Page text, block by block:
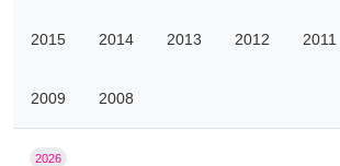
2015 2014 2013 2012 2011
2009 2008
2026